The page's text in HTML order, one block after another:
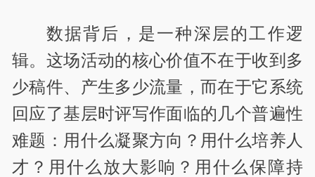
数据背后，是一种深层的工作逻
辑。这场活动的核心价值不在于收到多
少稿件、产生多少流量，而在于它系统
回应了基层时评写作面临的几个普遍性
难题：用什么凝聚方向？用什么培养人
才？用什么放大影响？用什么保障持